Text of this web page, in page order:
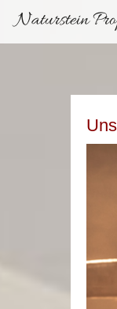
Naturstein